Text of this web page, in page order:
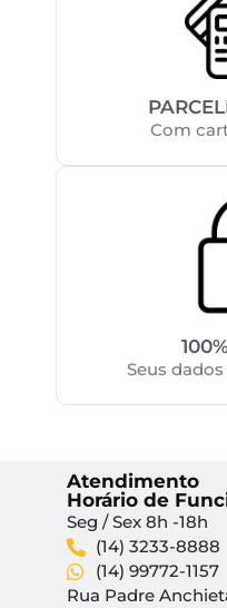
Com
Seus
Atendimento
Horário de
Seg / Sex 8h -18h
(14) 3233-8888
(14) 99772-1157
Rua Padre